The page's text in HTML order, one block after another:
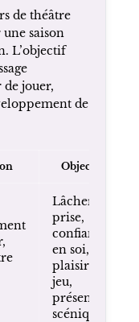
de théâtre
saison
L’objectif
jouer,
de
Objectifs
Lâcher-
prise,
confiance
en soi,
plaisir du
jeu,
présence
scénique